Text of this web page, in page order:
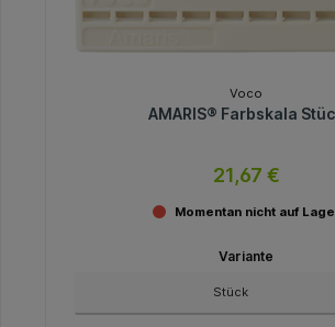
Voco
AMARIS® Farbskala
21,67 €
Momentan nicht auf
Variante